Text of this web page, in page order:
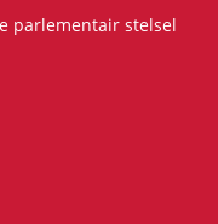
parlementair stelsel